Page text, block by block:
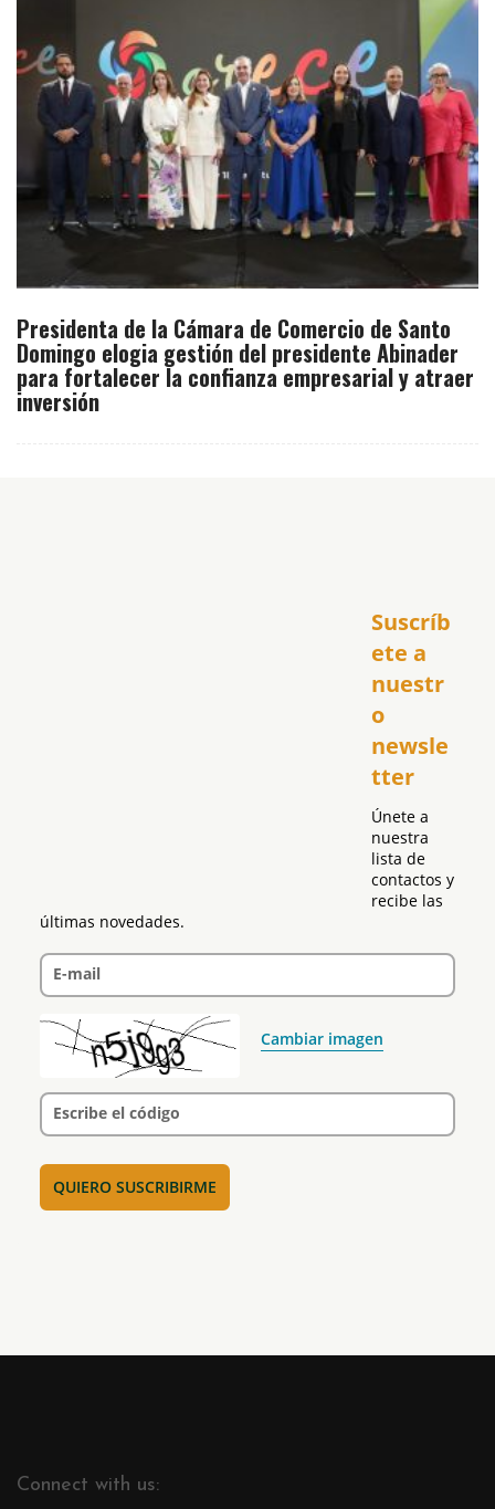
Presidenta de la Cámara de Comercio de Santo
Domingo elogia gestión del presidente Abinader
para fortalecer la confianza empresarial y atraer
inversión
Suscríb
ete a
nuestr
o
newsle
tter
Únete a
nuestra
lista de
contactos y
recibe las
últimas novedades.
E-mail
Cambiar imagen
Escribe el código
Connect with us: